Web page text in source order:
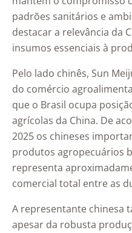
padrões sanitários e
destacar a relevância da
insumos essenciais à
Pelo lado chinês, Sun
do comércio
que o Brasil ocupa
agrícolas da China. De
2025 os chineses
produtos agropecuários
representa
comercial total entre as
A representante chinesa
apesar da robusta